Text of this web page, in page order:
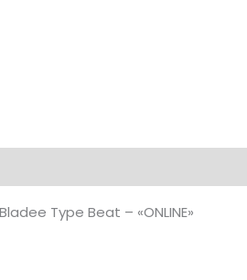
Type Beat – «ONLINE»